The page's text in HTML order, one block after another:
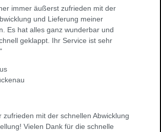
immer äußerst zufrieden mit der
und Lieferung meiner
Es hat alles ganz wunderbar und
geklappt. Ihr Service ist sehr
zufrieden mit der schnellen Abwicklung
Vielen Dank für die schnelle